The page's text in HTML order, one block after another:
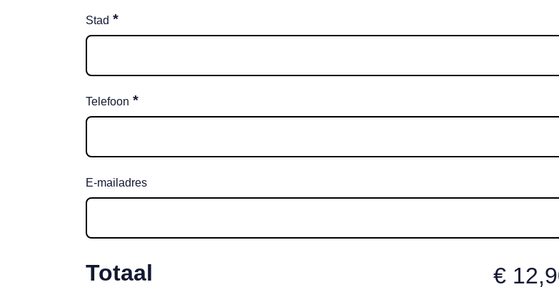
Stad *
Telefoon *
E-mailadres
Totaal